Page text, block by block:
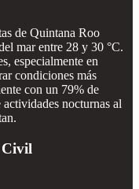
de Quintana Roo
mar entre 28 y 30 °C.
especialmente en
condiciones más
con un 79% de
nocturnas al
Civil